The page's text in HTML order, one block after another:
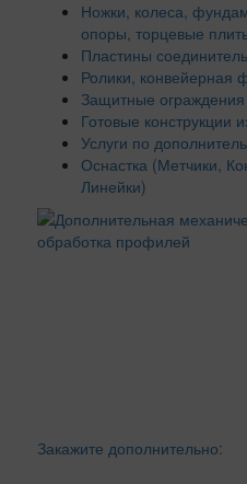
Ножки, колеса,
опоры, торцевые
Пластины
Ролики, конвейерная
Защитные ограждения
Готовые конструкции
Услуги по
Оснастка (Метчики,
Линейки)
Закажите дополнительно: